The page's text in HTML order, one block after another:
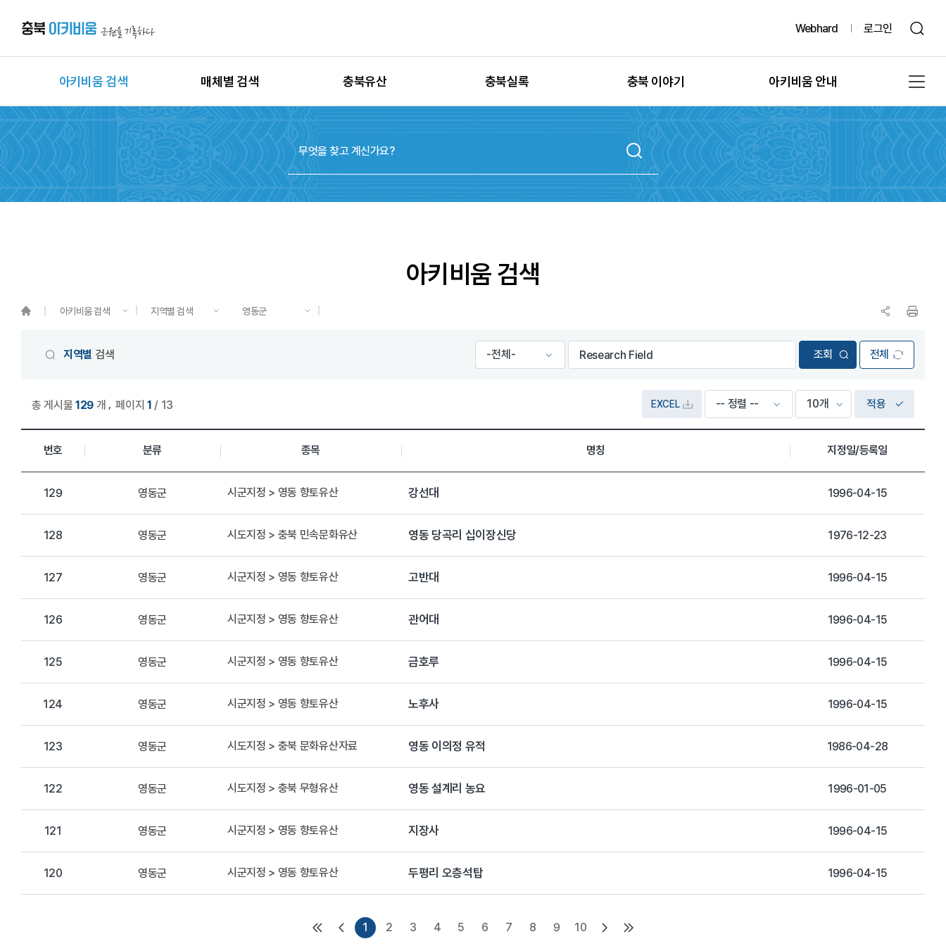
Webhard 로그인
아키비움 검색
상세검색
지역별 검색
시대별 검색
매체별 검색
이미지
동영상
음원
충북유산
유산별 보수정비
충북실록 충북 이야기
그때, 그 시절의 충북
또 다른 기록, 발굴
문화유산의 과거여행
아키비움 안내
공지사항
아키비움 소개
이용방법
아키비움 검색
아키비움 검색 지역별 검색 영동군
지역별 검색 전체
총 게시물129 개 ,페이지 1 / 13 EXCEL 적용
상세정보 관리 목록
번호 분류 종목 명칭 지정일/등록일
129 영동군 시군지정 > 영동 향토유산 강선대 1996-04-15
128 영동군 시도지정 > 충북 민속문화유산 영동 당곡리 십이장신당 1976-12-23
127 영동군 시군지정 > 영동 향토유산 고반대 1996-04-15
126 영동군 시군지정 > 영동 향토유산 관어대 1996-04-15
125 영동군 시군지정 > 영동 향토유산 금호루 1996-04-15
124 영동군 시군지정 > 영동 향토유산 노후사 1996-04-15
123 영동군 시도지정 > 충북 문화유산자료 영동 이의정 유적 1986-04-28
122 영동군 시도지정 > 충북 무형유산 영동 설계리 농요 1996-01-05
121 영동군 시군지정 > 영동 향토유산 지장사 1996-04-15
120 영동군 시군지정 > 영동 향토유산 두평리 오층석탑 1996-04-15
1 2 3 4 5 6 7 8 9 10